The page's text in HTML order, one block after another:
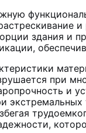
здания и
при
и